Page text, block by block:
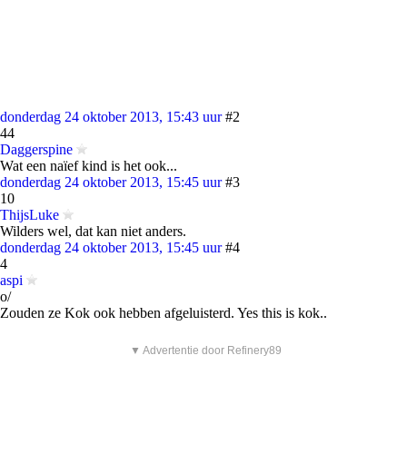
donderdag 24 oktober 2013, 15:43 uur #2
44
Daggerspine
Wat een naïef kind is het ook...
donderdag 24 oktober 2013, 15:45 uur #3
10
ThijsLuke
Wilders wel, dat kan niet anders.
donderdag 24 oktober 2013, 15:45 uur #4
4
aspi
o/
Zouden ze Kok ook hebben afgeluisterd. Yes this is kok..
▼ Advertentie door Refinery89